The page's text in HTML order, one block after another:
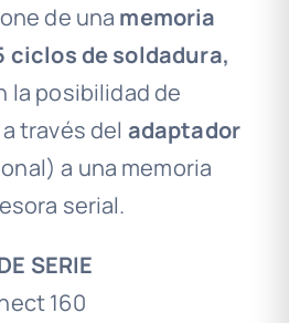
de una memoria
ciclos de soldadura,
la posibilidad de
través del adaptador
a una memoria
serial.
SERIE
160